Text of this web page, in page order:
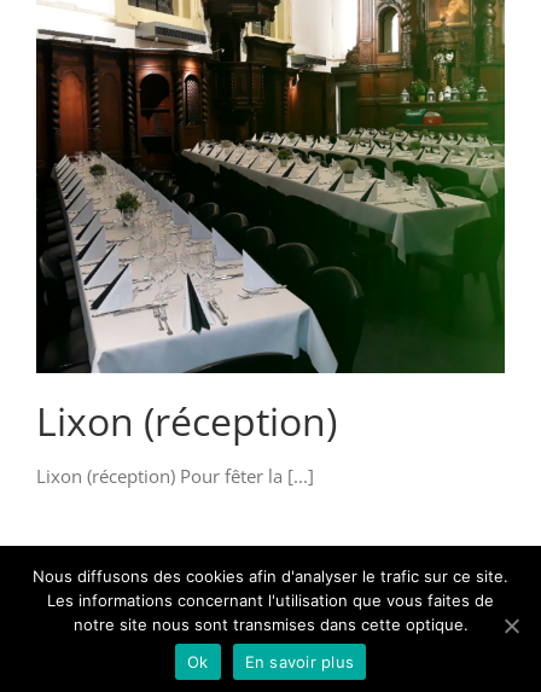
Lixon (réception)
Lixon (réception) Pour fêter la [...]
Copyright 2018 - Les Capucins -Conditions- RGPD
Nous diffusons des cookies afin d'analyser le trafic sur ce site.
Les informations concernant l'utilisation que vous faites de
notre site nous sont transmises dans cette optique.
Ok
En savoir plus